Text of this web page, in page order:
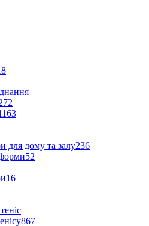
для дому та залу236
52
16
867